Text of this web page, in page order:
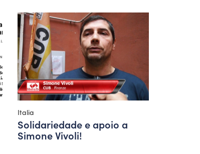
Italia
Solidariedade e apoio a
Simone Vivoli!